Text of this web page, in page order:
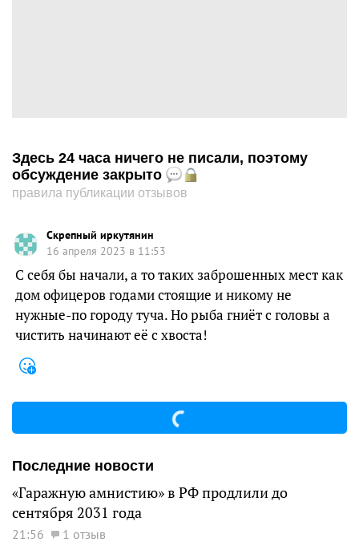
Здесь 24 часа ничего не писали, поэтому
обсуждение закрыто
правила публикации отзывов
Скрепный иркутянин
16 апреля 2023 в 11:53
С себя бы начали, а то таких заброшенных мест как
дом офицеров годами стоящие и никому не
нужные-по городу туча. Но рыба гниёт с головы а
чистить начинают её с хвоста!
Последние новости
«Гаражную амнистию» в РФ продлили до
сентября 2031 года
21:56 1 отзыв